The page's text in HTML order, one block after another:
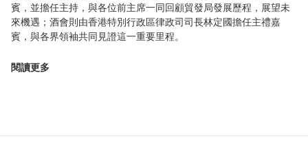
賓，並擔任主持，與各位前主席一同回顧貿發局發展歷程，展望未
來機遇；酒會則由香港特別行政區律政司司長林定國擔任主禮嘉
賓，與各界領袖共同見證這一重要里程。
閱讀更多